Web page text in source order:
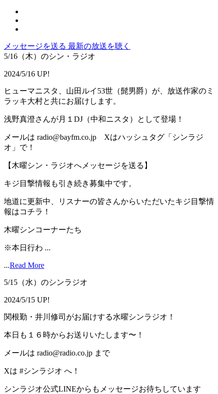
メッセージを送る 最新の放送を聴く
5/16（木）のシン・ラジオ
2024/5/16 UP!
ヒューマニスタ、山田ルイ53世（髭男爵）が、放送作家のミ
ラッキ大村と共にお届けします。
浅野真澄さんが月１DJ（中和ニスタ）として登場！
メールは radio@bayfm.co.jp Xはハッシュタグ「シンラジ
オ」で！
【木曜シン・ラジオへメッセージを送る】
キジ目撃情報も引き続き募集中です。
地道に更新中、リスナーの皆さんからいただいたキジ目撃情
報はコチラ！
木曜シンコーナーたち
※本日行わ ...
...Read More
5/15（水）のシンラジオ
2024/5/15 UP!
関根勤・井川修司がお届けする水曜シンラジオ！
本日も１６時からお送りいたします〜！
メールは radio@radio.co.jp まで
Xは #シンラジオ へ！
シンラジオ公式LINEからもメッセージお待ちしています